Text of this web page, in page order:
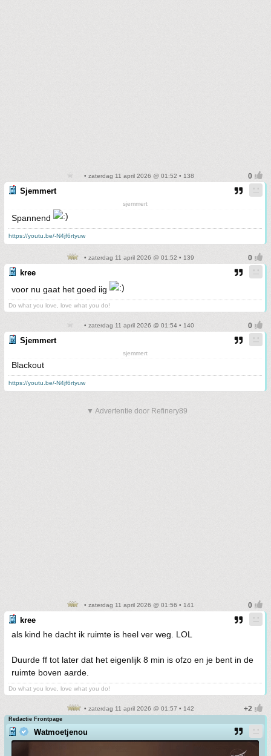
• zaterdag 11 april 2026 @ 01:52 • 138
Sjemmert
sjemmert
Spannend
https://youtu.be/-N4jf6rtyuw
• zaterdag 11 april 2026 @ 01:52 • 139
kree
voor nu gaat het goed iig
Do what you love, love what you do!
• zaterdag 11 april 2026 @ 01:54 • 140
Sjemmert
sjemmert
Blackout
https://youtu.be/-N4jf6rtyuw
▼ Advertentie door Refinery89
• zaterdag 11 april 2026 @ 01:56 • 141
kree
als kind he dacht ik ruimte is heel ver weg. LOL
Duurde ff tot later dat het eigenlijk 8 min is ofzo en je bent in de
ruimte boven aarde.
Do what you love, love what you do!
• zaterdag 11 april 2026 @ 01:57 • 142
Redactie Frontpage
Watmoetjenou